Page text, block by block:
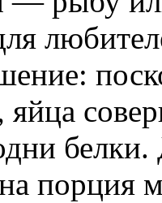
яйца
порция